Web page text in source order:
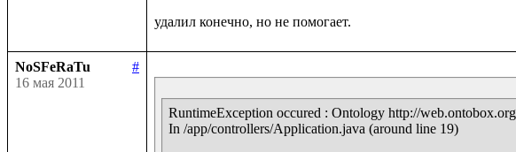
NoSFeRaTu
#
16 мая 2011
RuntimeException occured : Ontology http://
In /app/controllers/Application.java (around line 19)